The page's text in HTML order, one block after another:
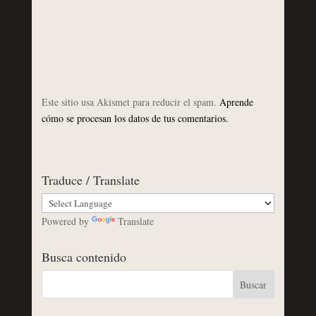
Este sitio usa Akismet para reducir el spam. Aprende
cómo se procesan los datos de tus comentarios.
Traduce / Translate
Powered by Translate
Busca contenido